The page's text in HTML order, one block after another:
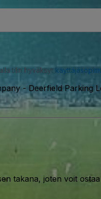
tilin hyväksyt
- Deerfield Parking
takana, joten voit